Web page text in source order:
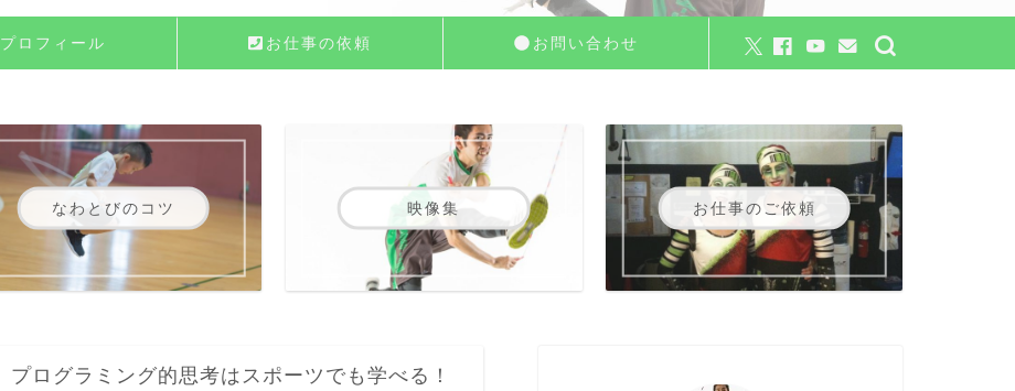
プロフィール お仕事の依頼 お問い合わせ
なわとびのコツ 映像集 お仕事のご依頼
プログラミング的思考はスポーツでも学べる！